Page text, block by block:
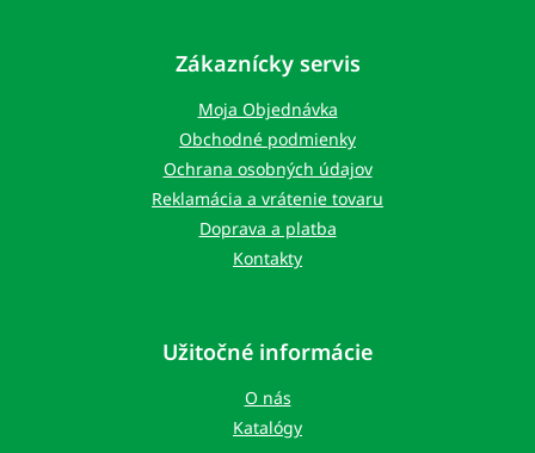
Zákaznícky servis
Moja Objednávka
Obchodné podmienky
Ochrana osobných údajov
Reklamácia a vrátenie tovaru
Doprava a platba
Kontakty
Užitočné informácie
O nás
Katalógy